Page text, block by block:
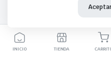
INICIO TIENDA